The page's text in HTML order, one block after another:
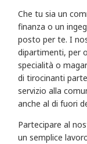
Che tu sia un
finanza o un
posto per te. I
dipartimenti, per
specialità o
di tirocinanti
servizio alla
anche al di fuori
Partecipare al
un semplice